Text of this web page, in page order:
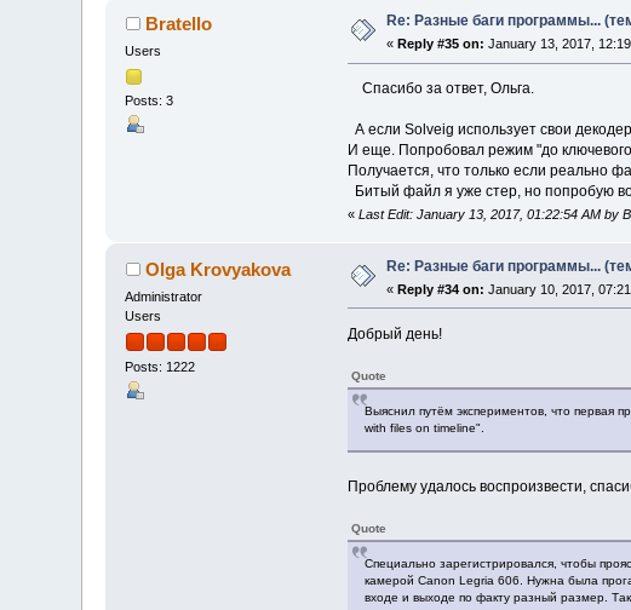
Bratello
Users
Posts: 3
Re: Разные баги программы...
« Reply #35 on: January 13, 2017,
Спасибо за ответ, Ольга.
А если Solveig использует свои
И еще. Попробовал режим "до
Получается, что только если реально
Битый файл я уже стер, но попробую
« Last Edit: January 13, 2017, 01:22:54 AM by
Olga Krovyakova
Administrator
Users
Posts: 1222
Re: Разные баги программы...
«Reply #34 on: January 10, 2017,
Добрый день!
Quote
Выяснил путём экспериментов, что первая
with files on timeline".
Проблему удалось воспроизвести,
Quote
Специально зарегистрировался, чтобы
камерой Canon Legria 606. Нужна была
входе и выходе по факту разный размер.